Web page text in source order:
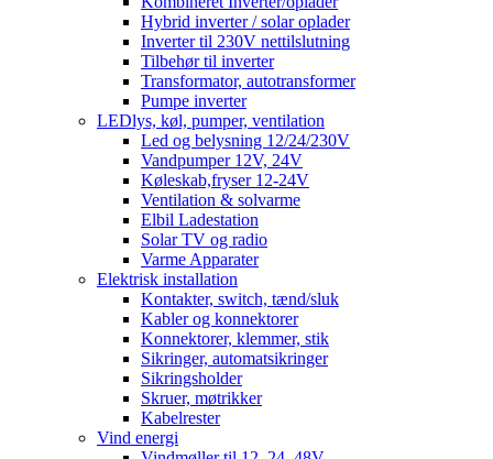
Hybrid inverter / solar oplader
Inverter til 230V nettilslutning
Tilbehør til inverter
Transformator, autotransformer
Pumpe inverter
LEDlys, køl, pumper, ventilation
Led og belysning 12/24/230V
Vandpumper 12V, 24V
Køleskab,fryser 12-24V
Ventilation & solvarme
Elbil Ladestation
Solar TV og radio
Varme Apparater
Elektrisk installation
Kontakter, switch, tænd/sluk
Kabler og konnektorer
Konnektorer, klemmer, stik
Sikringer, automatsikringer
Sikringsholder
Skruer, møtrikker
Kabelrester
Vind energi